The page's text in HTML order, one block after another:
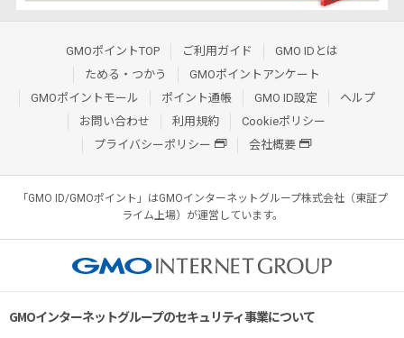
GMOポイントTOP ご利用ガイド
GMO IDとは
ためる・つかう
GMOポイントアンケート
GMOポイントモール
ポイント通帳 GMO ID設定
ヘルプ
お問い合わせ
利用規約
Cookieポリシー
プライバシーポリシー
会社概要
「GMO ID/GMOポイント」はGMOインターネットグループ株式会社（東証プ
ライム上場）が運営しています。
GMOインターネットグループのセキュリティ事業について